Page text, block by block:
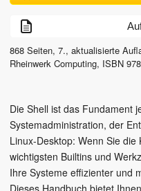
868 Seiten, 7., aktualisierte
Rheinwerk Computing, ISBN
Die Shell ist das Fundament
Systemadministration, der
Linux-Desktop: Wenn Sie
wichtigsten Builtins und
Ihre Systeme effizienter und
Dieses Handbuch bietet